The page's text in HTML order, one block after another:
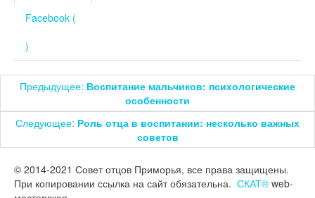
Facebook (
)
Предыдущее: Воспитание мальчиков: психологические
особенности
Следующее: Роль отца в воспитании: несколько важных
советов
© 2014-2021 Совет отцов Приморья, все права защищены.
При копировании ссылка на сайт обязательна. СКАТ® web-